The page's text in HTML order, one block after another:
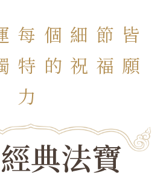
每個細節皆
特的祝福願
力
典法寶